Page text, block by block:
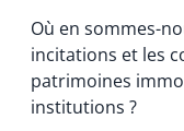
Où en sommes-
incitations et les
patrimoines
institutions ?